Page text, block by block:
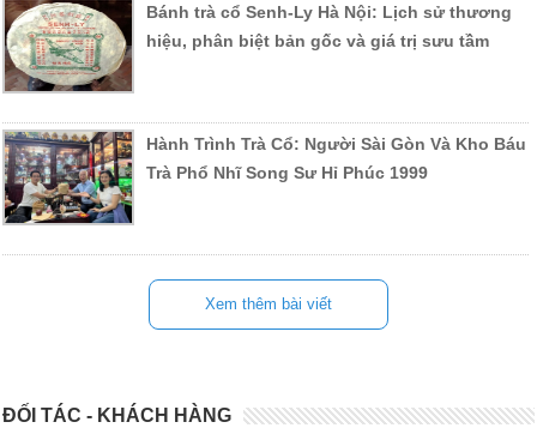
Bánh trà cổ Senh-Ly Hà Nội: Lịch sử thương
hiệu, phân biệt bản gốc và giá trị sưu tầm
Hành Trình Trà Cổ: Người Sài Gòn Và Kho Báu
Trà Phổ Nhĩ Song Sư Hỉ Phúc 1999
Xem thêm bài viết
ĐỐI TÁC - KHÁCH HÀNG